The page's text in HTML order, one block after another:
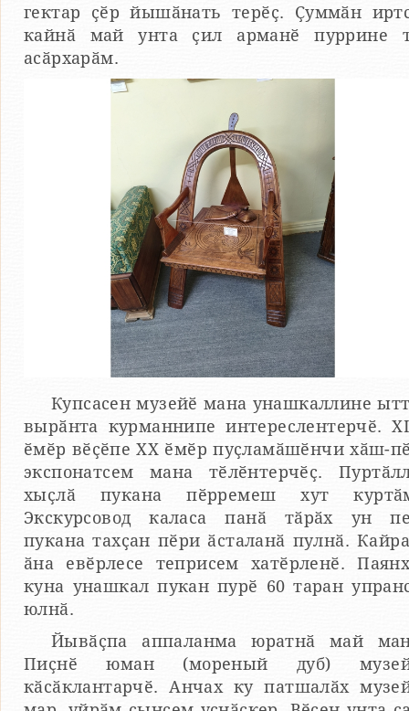
гектар ҫӗр йышӑнать терӗҫ. Ҫуммӑн
кайнӑ май унта ҫил арманӗ пуррине
асӑрхарӑм.
Купсасен музейӗ мана унашкаллине
вырӑнта курманнипе интереслентерчӗ.
ӗмӗр вӗҫӗпе XX ӗмӗр пуҫламӑшӗнчи хӑш-
экспонатсем мана тӗлӗнтерчӗҫ.
хыҫлӑ пукана пӗрремеш хут
Экскурсовод каласа панӑ тӑрӑх ун
пукана тахҫан пӗри ӑсталанӑ пулнӑ.
ӑна евӗрлесе теприсем хатӗрленӗ.
куна унашкал пукан пурӗ 60 таран
юлнӑ.
Йывӑҫпа аппаланма юратнӑ май
Пиҫнӗ юман (мореный дуб)
кӑсӑклантарчӗ. Анчах ку патшалӑх